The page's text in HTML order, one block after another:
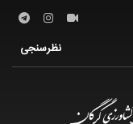
نظرسنجی